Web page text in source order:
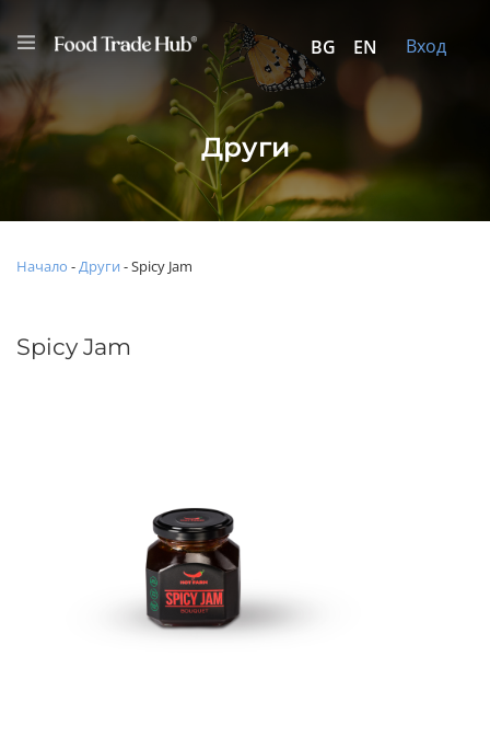
BG EN Вход
Други
Начало -Други -Spicy Jam
Spicy Jam